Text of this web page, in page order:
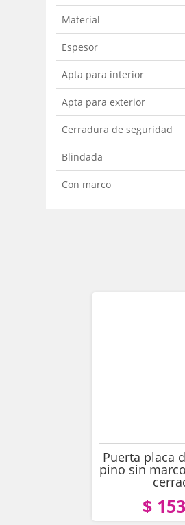
Material
Espesor
Apta para interior
Apta para exterior
Cerradura de seguridad
Blindada
Con marco
Puerta placa
pino sin
$